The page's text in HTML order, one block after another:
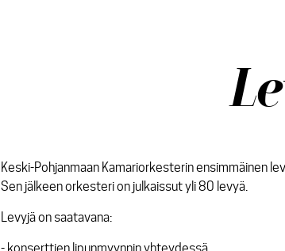
Keski-Pohjanmaan Kamariorkesterin ensimmäinen
Sen jälkeen orkesteri on julkaissut yli 80 levyä.
Levyjä on saatavana: